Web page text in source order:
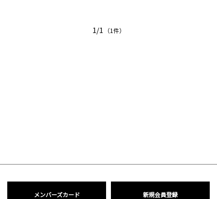
1/1 （1件）
メンバーズカード 新規会員登録